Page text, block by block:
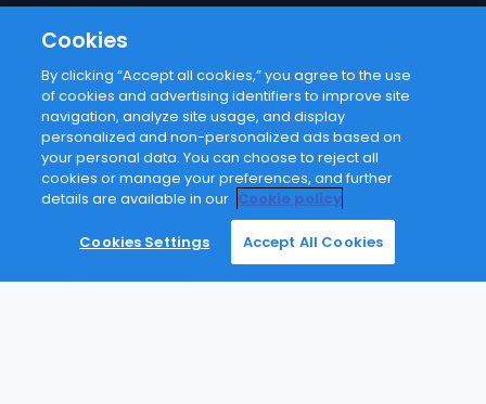
Cookies
By clicking “Accept all cookies,” you agree to the use
of cookies and advertising identifiers to improve site
navigation, analyze site usage, and display
personalized and non-personalized ads based on
your personal data. You can choose to reject all
cookies or manage your preferences, and further
details are available in our Cookie policy
Cookies Settings Accept All Cookies